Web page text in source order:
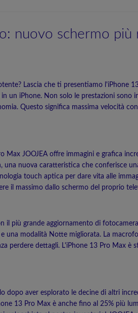
nuovo schermo più
Lascia che ti presentiamo l'iPhone
un iPhone. Non solo le prestazioni sono
Questo significa massima velocità
Max JOOJEA offre immagini e grafica
nuova caratteristica che conferisce
touch aptica per dare vita alle
il massimo dallo schermo del proprio
il più grande aggiornamento di
modalità Notte migliorata. La
perdere dettagli. L'iPhone 13 Pro Max
dopo aver esplorato le decine di altri
13 Pro Max è anche fino al 25% più